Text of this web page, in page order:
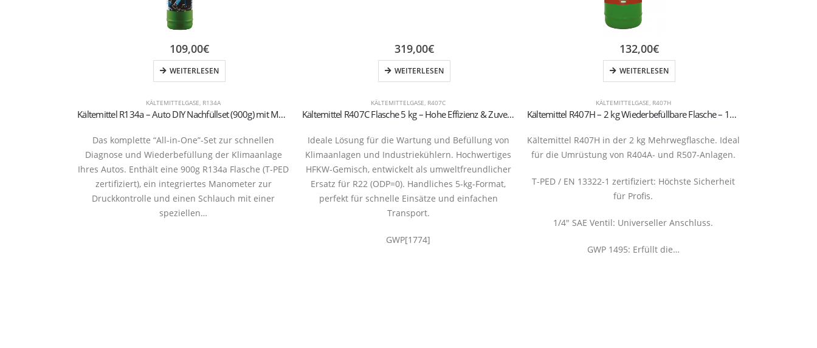
KÄLTEMITTELGASE R134A
Kältemittel R134a – Auto DIY Nachfüllset (900g) mit Manometer & Schnellkupplung
Das komplette “All-in-One”-Set zur schnellen
Diagnose und Wiederbefüllung der Klimaanlage
Ihres Autos. Enthält eine 900g R134a Flasche (T-PED
zertifiziert), ein integriertes Manometer zur
Druckkontrolle und einen Schlauch mit einer
speziellen…
109,00€
WEITERLESEN
KÄLTEMITTELGASE R407C
Kältemittel R407C Flasche 5 kg – Hohe Effizienz & Zuverlässigkeit.
Ideale Lösung für die Wartung und Befüllung von
Klimaanlagen und Industriekühlern. Hochwertiges
HFKW-Gemisch, entwickelt als umweltfreundlicher
Ersatz für R22 (ODP=0). Handliches 5-kg-Format,
perfekt für schnelle Einsätze und einfachen
Transport.
GWP[1774]
319,00€
WEITERLESEN
KÄLTEMITTELGASE R407H
Kältemittel R407H – 2 kg Wiederbefüllbare Flasche – 1/4″ SAE Ventil
Kältemittel R407H in der 2 kg Mehrwegflasche. Ideal
für die Umrüstung von R404A- und R507-Anlagen.
T-PED / EN 13322-1 zertifiziert: Höchste Sicherheit
für Profis.
1/4″ SAE Ventil: Universeller Anschluss.
GWP 1495: Erfüllt die…
132,00€
WEITERLESEN